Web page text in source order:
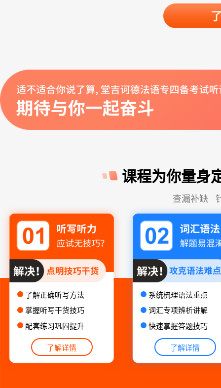
课程为你量身
查漏补缺
了解正确听写方法
掌握听写干货技巧
配套练习巩固提升
了解详情
系统梳理语法重点
词汇专项辨析讲解
快速掌握答题技巧
了解详情